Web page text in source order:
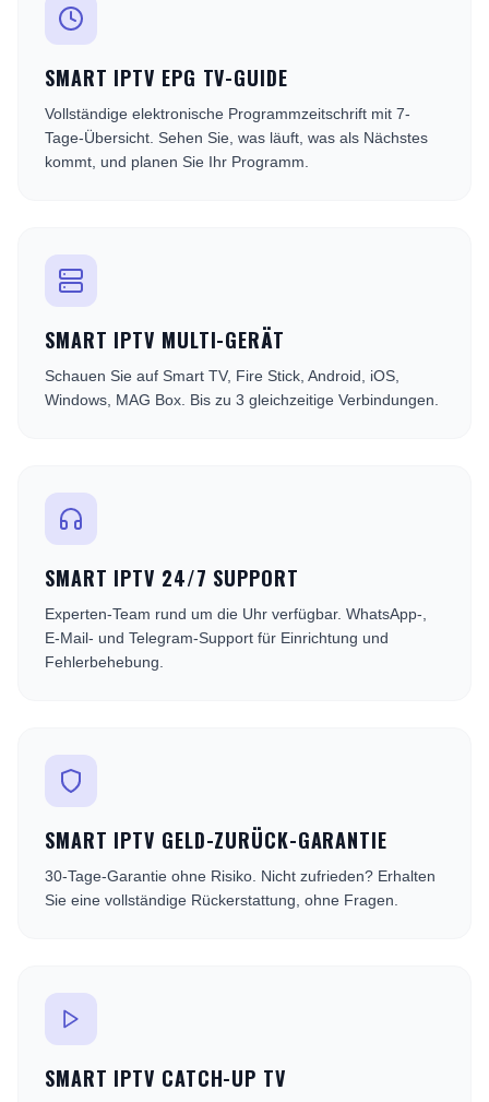
SMART IPTV EPG TV-GUIDE
Vollständige elektronische Programmzeitschrift mit 7-
Tage-Übersicht. Sehen Sie, was läuft, was als Nächstes
kommt, und planen Sie Ihr Programm.
SMART IPTV MULTI-GERÄT
Schauen Sie auf Smart TV, Fire Stick, Android, iOS,
Windows, MAG Box. Bis zu 3 gleichzeitige Verbindungen.
SMART IPTV 24/7 SUPPORT
Experten-Team rund um die Uhr verfügbar. WhatsApp-,
E-Mail- und Telegram-Support für Einrichtung und
Fehlerbehebung.
SMART IPTV GELD-ZURÜCK-GARANTIE
30-Tage-Garantie ohne Risiko. Nicht zufrieden? Erhalten
Sie eine vollständige Rückerstattung, ohne Fragen.
SMART IPTV CATCH-UP TV